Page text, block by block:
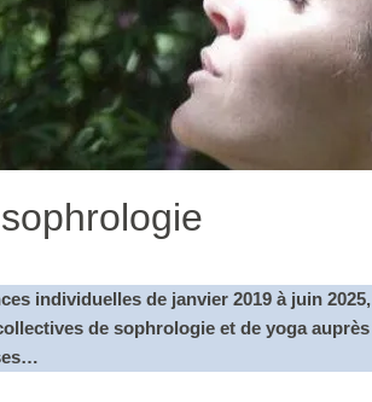
individuelles de janvier 2019 à juin 2025,
de sophrologie et de yoga auprès